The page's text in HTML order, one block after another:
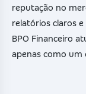
reputação no
relatórios claros
BPO Financeiro
apenas como um